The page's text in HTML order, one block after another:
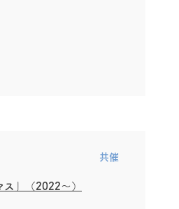
​共催
」（2022～）